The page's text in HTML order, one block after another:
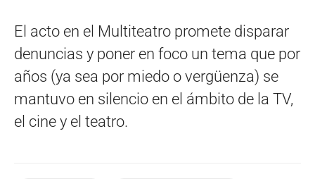
El acto en el Multiteatro promete disparar
denuncias y poner en foco un tema que por
años (ya sea por miedo o vergüenza) se
mantuvo en silencio en el ámbito de la TV,
el cine y el teatro.